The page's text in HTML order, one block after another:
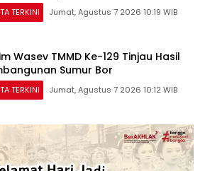
TERKINI Jumat, Agustus 7 2026 10:19 WIB
Wasev TMMD Ke-129 Tinjau Hasil
Sumur Bor
TERKINI Jumat, Agustus 7 2026 10:12 WIB